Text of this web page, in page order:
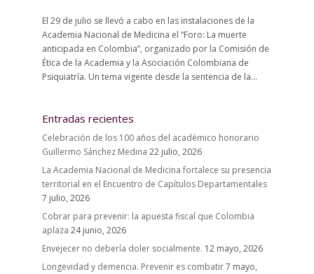
El 29 de julio se llevó a cabo en las instalaciones de la
Academia Nacional de Medicina el “Foro: La muerte
anticipada en Colombia”, organizado por la Comisión de
Ética de la Academia y la Asociación Colombiana de
Psiquiatría. Un tema vigente desde la sentencia de la...
Entradas recientes
Celebración de los 100 años del académico honorario
Guillermo Sánchez Medina 22 julio, 2026
La Academia Nacional de Medicina fortalece su presencia
territorial en el Encuentro de Capítulos Departamentales
7 julio, 2026
Cobrar para prevenir: la apuesta fiscal que Colombia
aplaza 24 junio, 2026
Envejecer no debería doler socialmente. 12 mayo, 2026
Longevidad y demencia. Prevenir es combatir7 mayo,